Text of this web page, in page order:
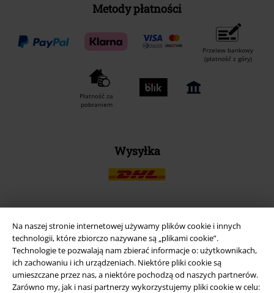
Na naszej stronie internetowej używamy plików cookie i innych
technologii, które zbiorczo nazywane są „plikami cookie”.
Technologie te pozwalają nam zbierać informacje o: użytkownikach,
ich zachowaniu i ich urządzeniach. Niektóre pliki cookie są
umieszczane przez nas, a niektóre pochodzą od naszych partnerów.
Zarówno my, jak i nasi partnerzy wykorzystujemy pliki cookie w celu:
Metody płatności
Przelew bankowy
(płatność z góry)
Płatność za
pobraniem
Wysyłka
Aplikację EMP
Ściągnij nową aplikację EMP - ZA DARMO - i korzystaj z nowych
funkcji!